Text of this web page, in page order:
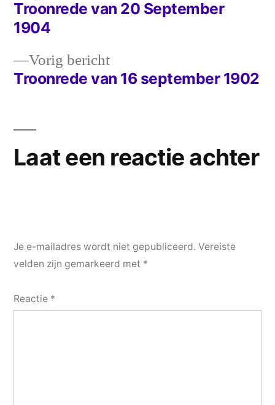
Bericht
navigatie
Vorig berichtVorig
bericht:
Troonrede van 16 september 1902
bericht:
Troonrede van 20 September
1904
Laat een reactie achter
Je e-mailadres wordt niet gepubliceerd. Vereiste
velden zijn gemarkeerd met *
Reactie *